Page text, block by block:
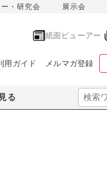
・研究会 展示会
紙面ビューアー
用ガイド メルマガ登録
る